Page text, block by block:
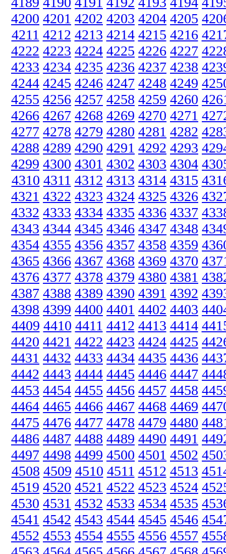
4200 4201 4202 4203 4204 4205
4211 4212 4213 4214 4215 4216
4222 4223 4224 4225 4226 4227
4233 4234 4235 4236 4237 4238
4244 4245 4246 4247 4248 4249
4255 4256 4257 4258 4259 4260
4266 4267 4268 4269 4270 4271
4277 4278 4279 4280 4281 4282
4288 4289 4290 4291 4292 4293
4299 4300 4301 4302 4303 4304
4310 4311 4312 4313 4314 4315
4321 4322 4323 4324 4325 4326
4332 4333 4334 4335 4336 4337
4343 4344 4345 4346 4347 4348
4354 4355 4356 4357 4358 4359
4365 4366 4367 4368 4369 4370
4376 4377 4378 4379 4380 4381
4387 4388 4389 4390 4391 4392
4398 4399 4400 4401 4402 4403
4409 4410 4411 4412 4413 4414
4420 4421 4422 4423 4424 4425
4431 4432 4433 4434 4435 4436
4442 4443 4444 4445 4446 4447
4453 4454 4455 4456 4457 4458
4464 4465 4466 4467 4468 4469
4475 4476 4477 4478 4479 4480
4486 4487 4488 4489 4490 4491
4497 4498 4499 4500 4501 4502
4508 4509 4510 4511 4512 4513
4519 4520 4521 4522 4523 4524
4530 4531 4532 4533 4534 4535
4541 4542 4543 4544 4545 4546
4552 4553 4554 4555 4556 4557